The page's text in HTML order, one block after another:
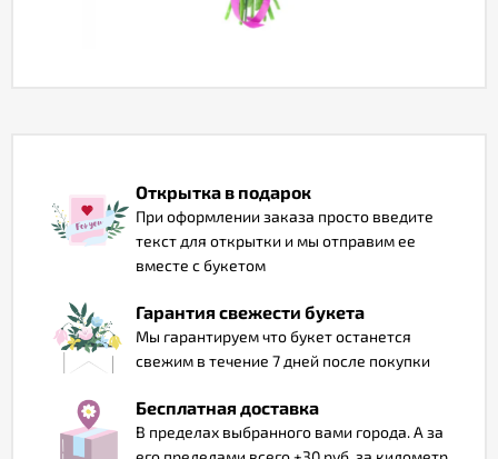
Открытка в подарок
При оформлении заказа просто введите
текст для открытки и мы отправим ее
вместе с букетом
Гарантия свежести букета
Мы гарантируем что букет останется
свежим в течение 7 дней после покупки
Бесплатная доставка
В пределах выбранного вами города. А за